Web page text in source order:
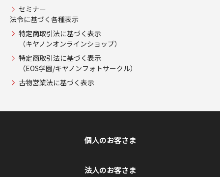
セミナー
法令に基づく各種表示
特定商取引法に基づく表示
（キヤノンオンラインショップ）
特定商取引法に基づく表示
（EOS学園/キヤノンフォトサークル）
古物営業法に基づく表示
個人のお客さま
法人のお客さま